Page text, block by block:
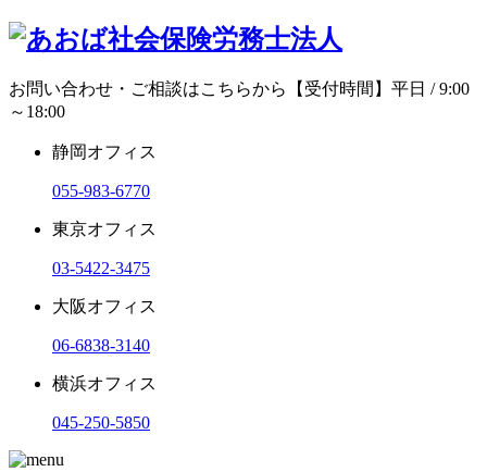
お問い合わせ・ご相談はこちらから
【受付時間】平日 / 9:00
～18:00
静岡オフィス
055-983-6770
東京オフィス
03-5422-3475
大阪オフィス
06-6838-3140
横浜オフィス
045-250-5850